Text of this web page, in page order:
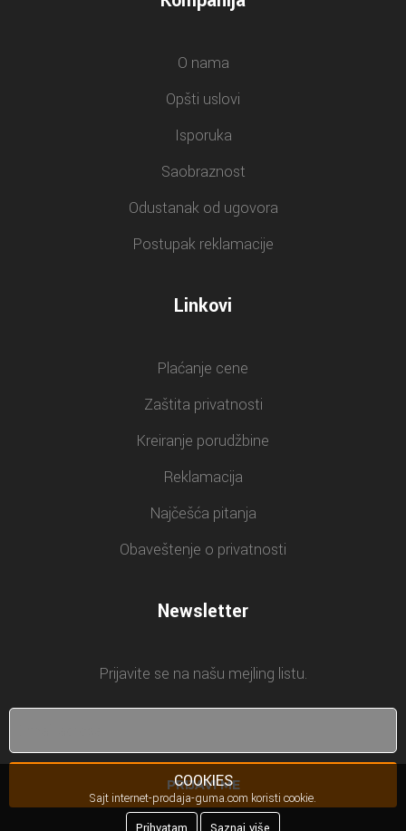
O nama
Opšti uslovi
Isporuka
Saobraznost
Odustanak od ugovora
Postupak reklamacije
Linkovi
Plaćanje cene
Zaštita privatnosti
Kreiranje porudžbine
Reklamacija
Najčešća pitanja
Obaveštenje o privatnosti
Newsletter
Prijavite se na našu mejling listu.
PRIJAVI ME
COOKIES
Sajt internet-prodaja-guma.com koristi cookie.